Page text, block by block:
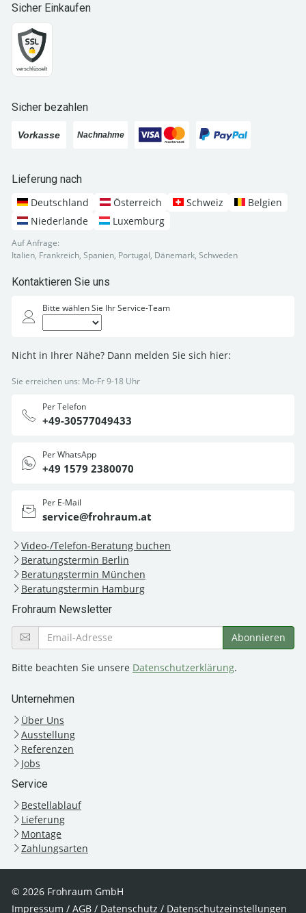
Sicher Einkaufen
Sicher bezahlen
Lieferung nach
Deutschland
Österreich Schweiz
Belgien
Niederlande
Luxemburg
Auf Anfrage:
Italien, Frankreich, Spanien, Portugal, Dänemark, Schweden
Kontaktieren Sie uns
Bitte wählen Sie Ihr Service-Team
Nicht in Ihrer Nähe? Dann melden Sie sich hier:
Sie erreichen uns: Mo-Fr 9-18 Uhr
Per Telefon
+49-30577049433
Per WhatsApp
+49 1579 2380070
Per E-Mail
service@frohraum.at
Video-/Telefon-Beratung buchen
Beratungstermin Berlin
Beratungstermin München
Beratungstermin Hamburg
Frohraum Newsletter
Bitte beachten Sie unsere Datenschutzerklärung.
Unternehmen
Über Uns
Ausstellung
Referenzen
Jobs
Service
Bestellablauf
Lieferung
Montage
Zahlungsarten
© 2026 Frohraum GmbH
Impressum / AGB / Datenschutz / Datenschutzeinstellungen